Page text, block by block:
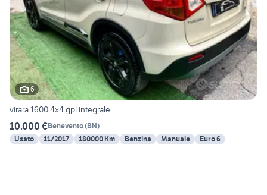
6
virara 1600 4x4 gpl integrale
10.000 €Benevento(BN)
Usato
11/2017 180000 Km Benzina Manuale Euro 6